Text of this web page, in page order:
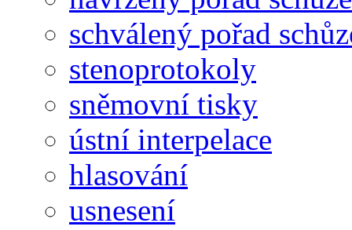
schválený pořad
stenoprotokoly
sněmovní tisky
ústní interpelace
hlasování
usnesení